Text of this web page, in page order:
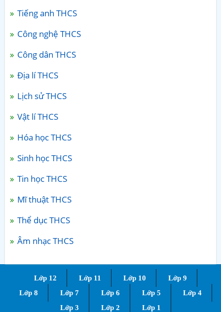
Tiếng anh THCS
Công nghệ THCS
Công dân THCS
Địa lí THCS
Lịch sử THCS
Vật lí THCS
Hóa học THCS
Sinh học THCS
Tin học THCS
Mĩ thuật THCS
Thể dục THCS
Âm nhạc THCS
Lớp 12 Lớp 11 Lớp 10
Lớp 9
Lớp 8
Lớp 7 Lớp 6 Lớp 5
Lớp 4
Lớp 3
Lớp 2 Lớp 1